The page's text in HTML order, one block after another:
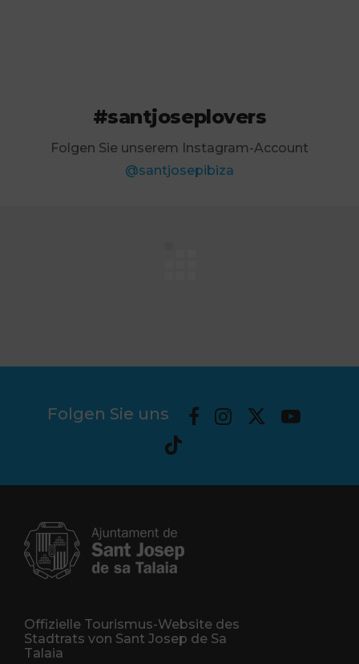
#santjoseplovers
Folgen Sie unserem Instagram-Account
@santjosepibiza
Folgen Sie uns
Offizielle Tourismus-Website des
Stadtrats von Sant Josep de Sa
Talaia